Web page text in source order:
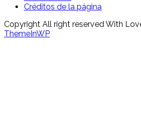
Créditos de la página
Copyright All right reserved With
ThemeInWP